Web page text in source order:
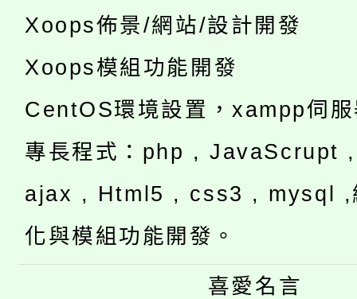
Xoops佈景/網站/設計開發
Xoops模組功能開發
CentOS環境設置，xampp伺
專長程式：php , JavaScrupt
ajax , Html5 , css3 , mysql ,
化與模組功能開發。
喜愛名言